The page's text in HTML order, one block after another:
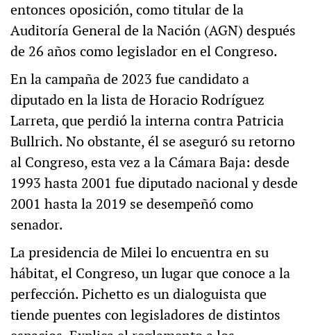
entonces oposición, como titular de la
Auditoría General de la Nación (AGN) después
de 26 años como legislador en el Congreso.
En la campaña de 2023 fue candidato a
diputado en la lista de Horacio Rodríguez
Larreta, que perdió la interna contra Patricia
Bullrich. No obstante, él se aseguró su retorno
al Congreso, esta vez a la Cámara Baja: desde
1993 hasta 2001 fue diputado nacional y desde
2001 hasta la 2019 se desempeñó como
senador.
La presidencia de Milei lo encuentra en su
hábitat, el Congreso, un lugar que conoce a la
perfección. Pichetto es un dialoguista que
tiende puentes con legisladores de distintos